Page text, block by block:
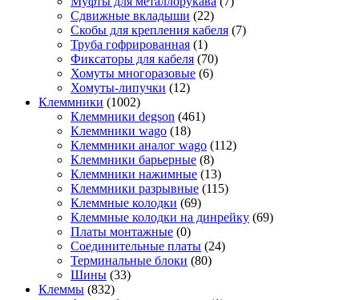
Сдвижные вкладыши (22)
Скобы для крепления кабеля (7)
Труба гофрированная (1)
Фиксаторы для кабеля (70)
Хомуты многоразовые (6)
Хомуты-липучки (12)
Клеммники (1002)
Клеммники degson (461)
Клеммники wago (18)
Клеммники аналог wago (112)
Клеммники барьерные (8)
Клеммники нажимные (13)
Клеммники разрывные (115)
Клеммные колодки (69)
Клеммные колодки на динрейку (69)
Платы монтажные (0)
Соединительные платы (24)
Терминальные блоки (80)
Шины (33)
Клеммы (832)